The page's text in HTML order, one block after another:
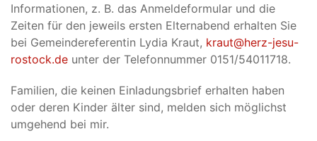
Informationen, z. B. das Anmeldeformular und die
Zeiten für den jeweils ersten Elternabend erhalten Sie
bei Gemeindereferentin Lydia Kraut, kraut@herz-jesu-
rostock.de unter der Telefonnummer 0151/54011718.
Familien, die keinen Einladungsbrief erhalten haben
oder deren Kinder älter sind, melden sich möglichst
umgehend bei mir.